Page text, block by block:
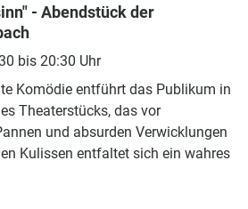
- Abendstück der
bis 20:30 Uhr
Komödie entführt das Publikum in
Theaterstücks, das vor
und absurden Verwicklungen
Kulissen entfaltet sich ein wahres